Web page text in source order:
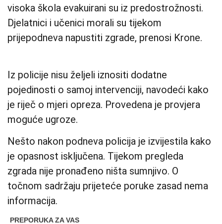
visoka škola evakuirani su iz predostrožnosti.
Djelatnici i učenici morali su tijekom
prijepodneva napustiti zgrade, prenosi Krone.
Iz policije nisu željeli iznositi dodatne
pojedinosti o samoj intervenciji, navodeći kako
je riječ o mjeri opreza. Provedena je provjera
moguće ugroze.
Nešto nakon podneva policija je izvijestila kako
je opasnost isključena. Tijekom pregleda
zgrada nije pronađeno ništa sumnjivo. O
točnom sadržaju prijeteće poruke zasad nema
informacija.